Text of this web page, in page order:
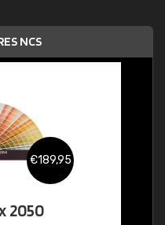
NCS
€189,95
2050